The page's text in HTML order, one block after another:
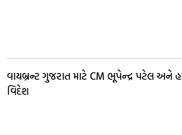
વાયબ્રન્ટ ગુજરાત માટે CM ભૂપેન્દ્ર પટેલ અને
વિદેશ